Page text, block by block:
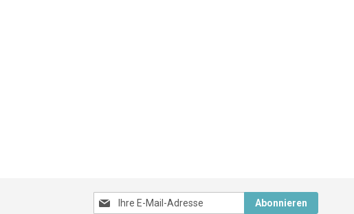
Melden
Abonnieren